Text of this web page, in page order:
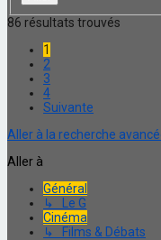
86 résultats trouvés
1
2
3
4
Suivante
Aller à la recherche
Aller à
Général
↳ Le G
Cinéma
↳ Films & Débats